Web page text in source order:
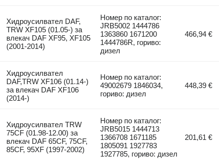
Хидроусилвател DAF,
TRW XF105 (01.05-) за
влекач DAF XF95, XF105
(2001-2014)
Номер по каталог:
JRB5002 1444786
1363860 1671200
1444786R, гориво:
дизел
466,94 €
Хидроусилвател
DAF,TRW XF106 (01.14-)
за влекач DAF XF106
(2014-)
Номер по каталог:
49002679 1846034,
гориво: дизел
448,39 €
Хидроусилвател TRW
75CF (01.98-12.00) за
влекач DAF 65CF, 75CF,
85CF, 95XF (1997-2002)
Номер по каталог:
JRB5015 1444713
1366708 1671185
1805091 1927783
1927785, гориво: дизел
201,61 €